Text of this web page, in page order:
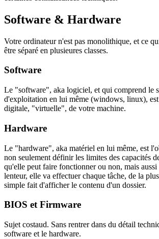
Software & Hardware
Votre ordinateur n'est pas monolithique, et ce
être séparé en plusieures classes.
Software
Le "software", aka logiciel, et qui comprend le
d'exploitation en lui même (windows, linux),
digitale, "virtuelle", de votre machine.
Hardware
Le "hardware", aka matériel en lui même, est
non seulement définir les limites des capacités
qu'elle peut faire fonctionner ou non, mais aussi
lenteur, elle va effectuer chaque tâche, de la
simple fait d'afficher le contenu d'un dossier.
BIOS et Firmware
Sujet costaud. Sans rentrer dans du détail
software et le hardware.